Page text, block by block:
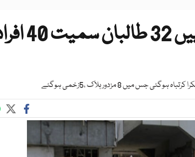
افغانستان بم دھماکا اور جھڑپیں 32
8 مزدور ہلاک ،5زخمی ہوگئے